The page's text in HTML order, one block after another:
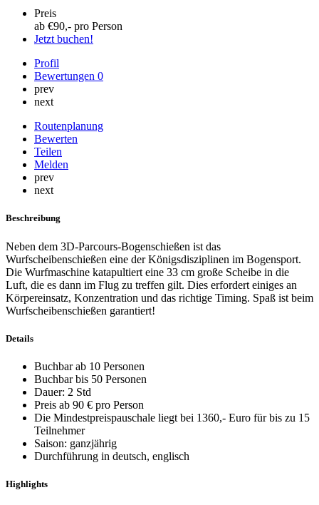
Preis
ab €90,- pro Person
Jetzt buchen!
Profil
Bewertungen 0
prev
next
Routenplanung
Bewerten
Teilen
Melden
prev
next
Beschreibung
Neben dem 3D-Parcours-Bogenschießen ist das
Wurfscheibenschießen eine der Königsdisziplinen im Bogensport.
Die Wurfmaschine katapultiert eine 33 cm große Scheibe in die
Luft, die es dann im Flug zu treffen gilt. Dies erfordert einiges an
Körpereinsatz, Konzentration und das richtige Timing. Spaß ist beim
Wurfscheibenschießen garantiert!
Details
Buchbar ab 10 Personen
Buchbar bis 50 Personen
Dauer: 2 Std
Preis ab 90 € pro Person
Die Mindestpreispauschale liegt bei 1360,- Euro für bis zu 15
Teilnehmer
Saison: ganzjährig
Durchführung in deutsch, englisch
Highlights